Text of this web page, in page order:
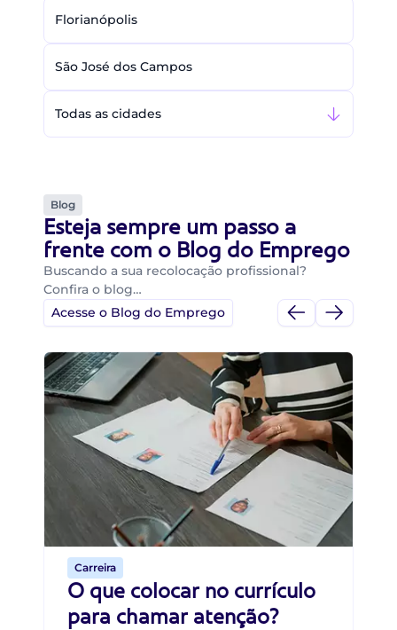
Florianópolis
São José dos Campos
Todas as cidades
Blog
Esteja sempre um passo a
frente com o Blog do Emprego
Buscando a sua recolocação profissional?
Confira o blog…
Acesse o Blog do Emprego
Carreira
O que colocar no currículo
para chamar atenção?